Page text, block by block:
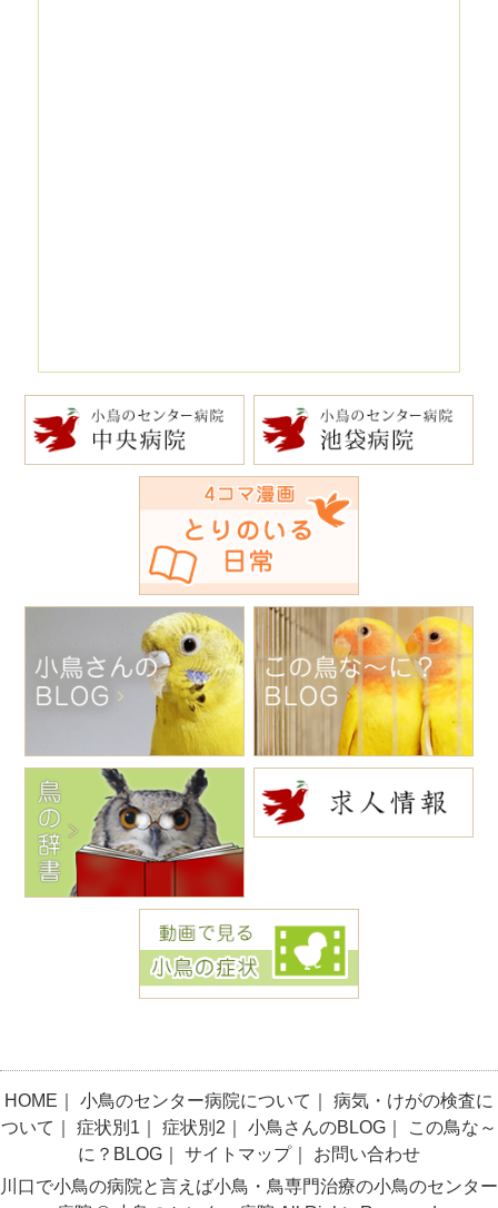
HOME 小鳥のセンター病院について
病気・けがの検査に
ついて
症状別1 症状別2 小鳥さんのBLOG
この鳥な～
に？BLOG
サイトマップ｜
お問い合わせ
川口で小鳥の病院と言えば小鳥・鳥専門治療の小鳥のセンター